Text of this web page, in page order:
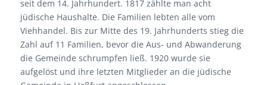
seit dem 14. Jahrhundert. 1817 zählte man acht
jüdische Haushalte. Die Familien lebten alle vom
Viehhandel. Bis zur Mitte des 19. Jahrhunderts stieg die
Zahl auf 11 Familien, bevor die Aus- und Abwanderung
die Gemeinde schrumpfen ließ. 1920 wurde sie
aufgelöst und ihre letzten Mitglieder an die jüdische